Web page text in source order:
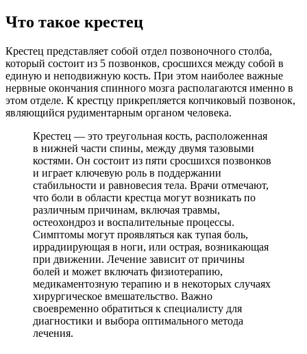
Что такое крестец
Крестец представляет собой отдел позвоночного столба,
который состоит из 5 позвонков, сросшихся между собой в
единую и неподвижную кость. При этом наиболее важные
нервные окончания спинного мозга располагаются именно в
этом отделе. К крестцу прикрепляется копчиковый позвонок,
являющийся рудиментарным органом человека.
Крестец — это треугольная кость, расположенная
в нижней части спины, между двумя тазовыми
костями. Он состоит из пяти сросшихся позвонков
и играет ключевую роль в поддержании
стабильности и равновесия тела. Врачи отмечают,
что боли в области крестца могут возникать по
различным причинам, включая травмы,
остеохондроз и воспалительные процессы.
Симптомы могут проявляться как тупая боль,
иррадиирующая в ноги, или острая, возникающая
при движении. Лечение зависит от причины
болей и может включать физиотерапию,
медикаментозную терапию и в некоторых случаях
хирургическое вмешательство. Важно
своевременно обратиться к специалисту для
диагностики и выбора оптимального метода
лечения.